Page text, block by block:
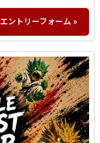
エントリーフォーム »